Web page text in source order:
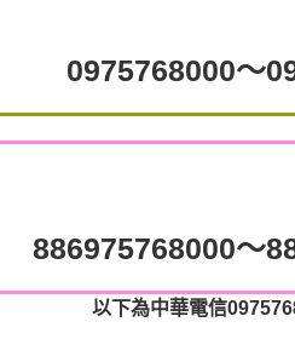
0975768000～
886975768000～
以下為中華電信